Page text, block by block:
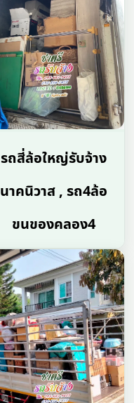
รถสี่ล้อใหญ่รับจ้าง
นาคนิวาส , รถ4ล้อ
ขนของคลอง4